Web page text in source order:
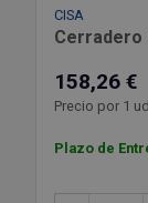
CISA
Cerradero
158,26 €
Precio por 1 ud
Plazo de